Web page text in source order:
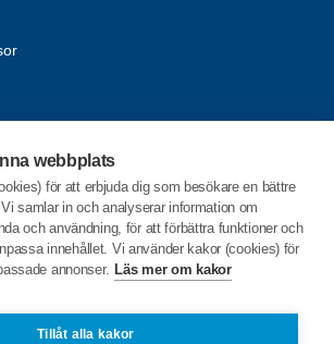
webbplats
för att erbjuda dig som besökare en bättre
samlar in och analyserar information om
och användning, för att förbättra funktioner och
innehållet. Vi använder kakor (cookies) för
annonser. Läs mer om kakor
Tillåt alla kakor